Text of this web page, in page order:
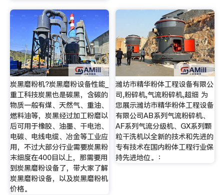
炭黑磨粉机?炭黑磨粉设备性能_
重工科技炭黑也是碳黑，含碳的
物质一般有煤、天然气、重油、
燃料油等，炭黑经过加工粉磨以
后可用于橡胶、油墨、干电池、
电碳、电线电缆、冶金等工业应
用，不过大部分行业需要炭黑粉
末细度在400目以上，那需要用
到炭黑磨粉设备了，带大家了解
炭黑磨粉设备，以及炭黑磨粉机
价格。
潍坊市精华粉体工程设备有限公
司,粉碎机,气流粉碎机,超细 为
您展示潍坊市精华粉体工程设备
有限公司AB系列气流粉碎机、
AF系列气流分级机、GX系列颗
粒干洗机以全新的技术和先进的
专有技术在国内粉体工程行业保
持先进地位。：